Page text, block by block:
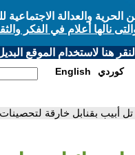
والعدالة الاجتماعية
نالها أعلام في الفكر
هنا لاستخدام الموقع
English كوردي
بقنابل خارقة لتحصينات